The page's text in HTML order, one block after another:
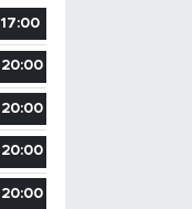
17:00
20:00
20:00
20:00
20:00